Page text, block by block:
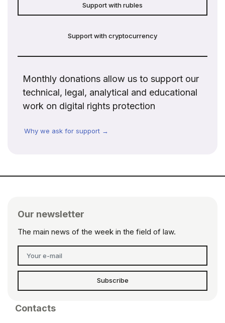
Support with rubles
Support with cryptocurrency
Monthly donations allow us to support our
technical, legal, analytical and educational
work on digital rights protection
Why we ask for support →
Our newsletter
The main news of the week in the field of law.
Subscribe
Contacts